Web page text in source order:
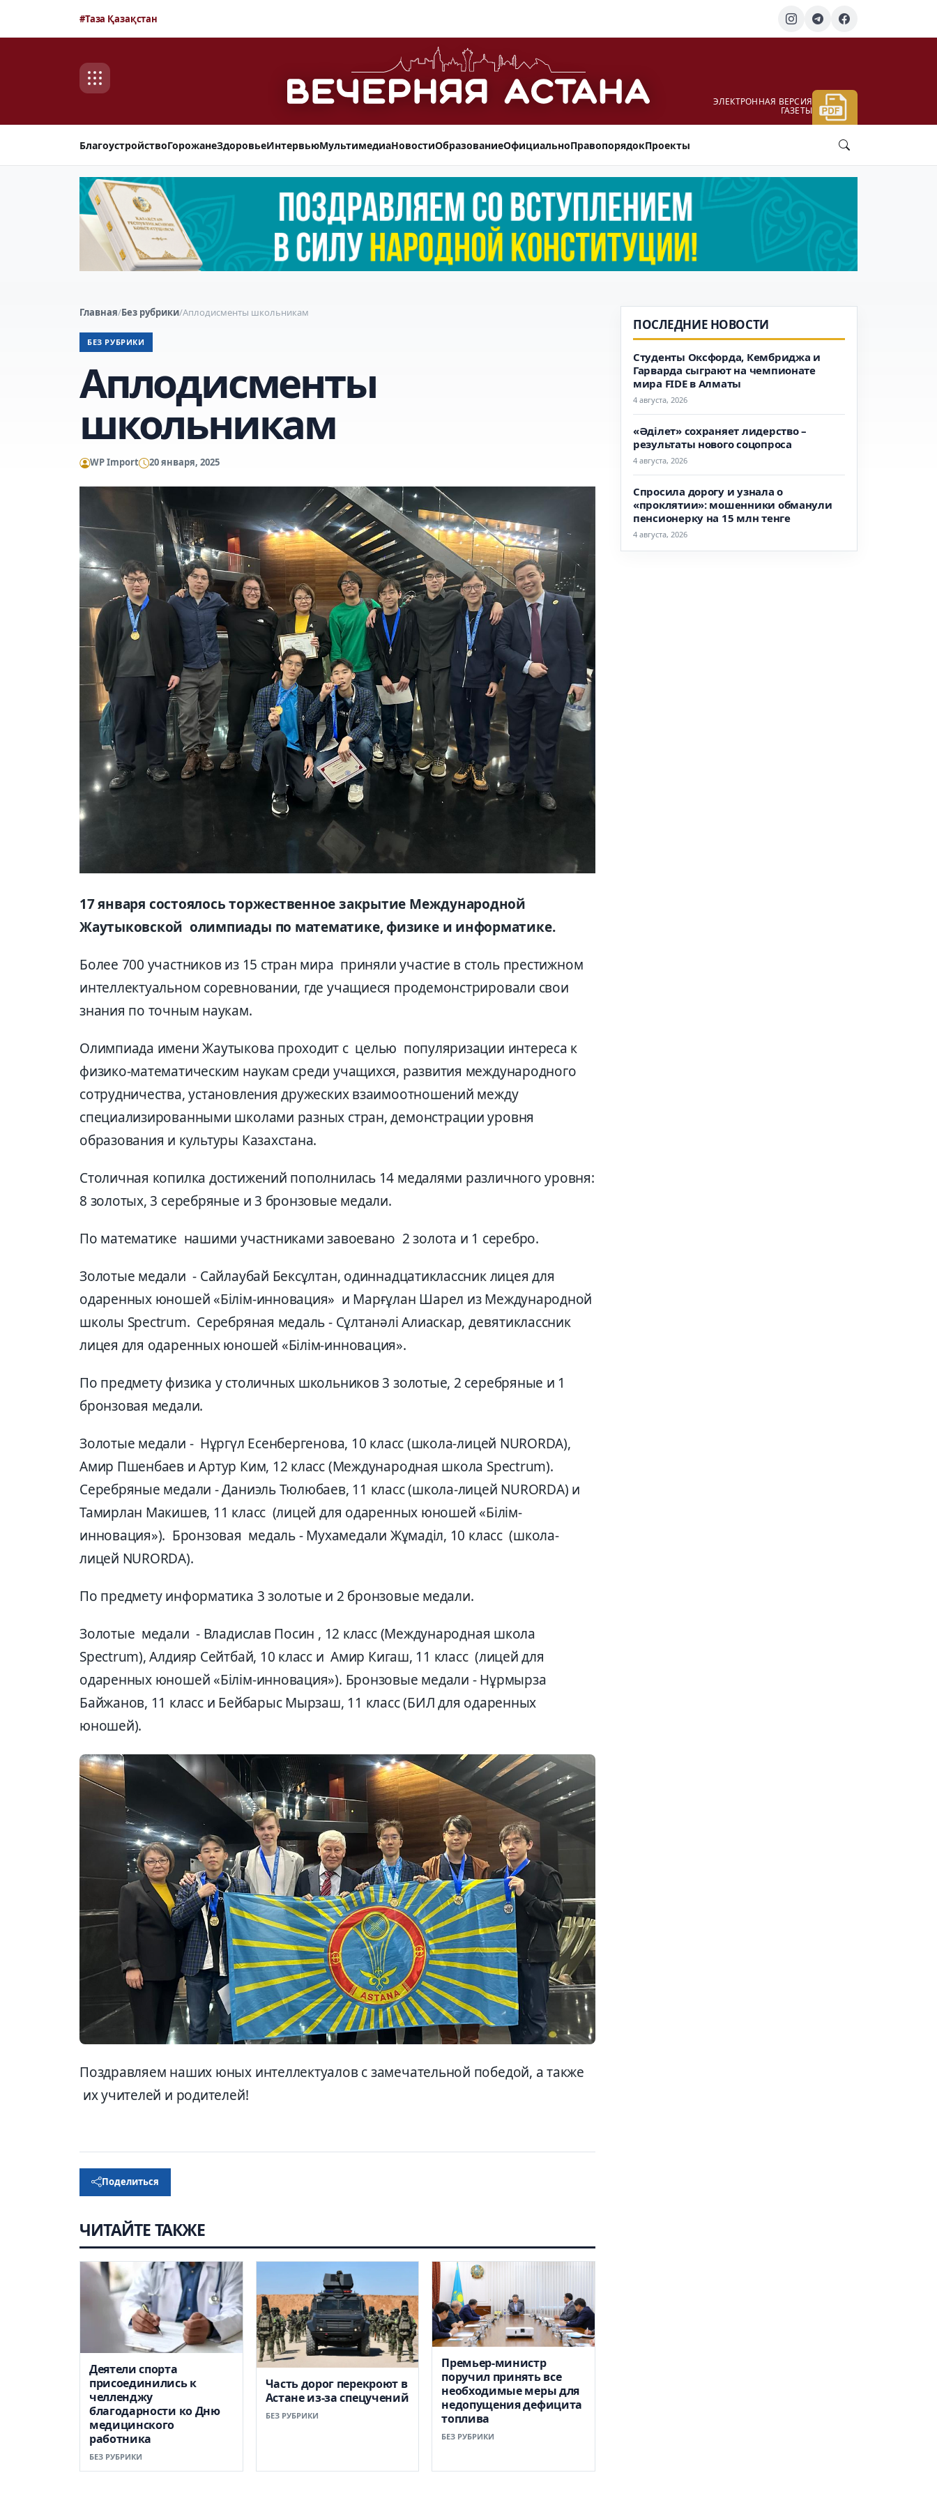
#Таза Қазақстан
ЭЛЕКТРОННАЯ ВЕРСИЯ
ГАЗЕТЫ
БлагоустройствоГорожанеЗдоровьеИнтервьюМультимедиаНовостиОбразованиеОфициальноПравопорядокПроекты
Главная/Без рубрики/Аплодисменты школьникам
БЕЗ РУБРИКИ
Аплодисменты
школьникам
WP Import 20 января, 2025
17 января состоялось торжественное закрытие Международной
Жаутыковской олимпиады по математике, физике и информатике.
Более 700 участников из 15 стран мира приняли участие в столь престижном
интеллектуальном соревновании, где учащиеся продемонстрировали свои
знания по точным наукам.
Олимпиада имени Жаутыкова проходит с целью популяризации интереса к
физико-математическим наукам среди учащихся, развития международного
сотрудничества, установления дружеских взаимоотношений между
специализированными школами разных стран, демонстрации уровня
образования и культуры Казахстана.
Столичная копилка достижений пополнилась 14 медалями различного уровня:
8 золотых, 3 серебряные и 3 бронзовые медали.
По математике нашими участниками завоевано 2 золота и 1 серебро.
Золотые медали - Сайлаубай Бексұлтан, одиннадцатиклассник лицея для
одаренных юношей «Білім-инновация» и Марғұлан Шарел из Международной
школы Spectrum. Серебряная медаль - Сұлтанәлі Алиаскар, девятиклассник
лицея для одаренных юношей «Білім-инновация».
По предмету физика у столичных школьников 3 золотые, 2 серебряные и 1
бронзовая медали.
Золотые медали - Нұргүл Есенбергенова, 10 класс (школа-лицей NURORDA),
Амир Пшенбаев и Артур Ким, 12 класс (Международная школа Spectrum).
Серебряные медали - Даниэль Тюлюбаев, 11 класс (школа-лицей NURORDA) и
Тамирлан Макишев, 11 класс (лицей для одаренных юношей «Білім-
инновация»). Бронзовая медаль - Мухамедали Жұмаділ, 10 класс (школа-
лицей NURORDA).
По предмету информатика 3 золотые и 2 бронзовые медали.
Золотые медали - Владислав Посин , 12 класс (Международная школа
Spectrum), Алдияр Сейтбай, 10 класс и Амир Кигаш, 11 класс (лицей для
одаренных юношей «Білім-инновация»). Бронзовые медали - Нұрмырза
Байжанов, 11 класс и Бейбарыс Мырзаш, 11 класс (БИЛ для одаренных
юношей).
Поздравляем наших юных интеллектуалов с замечательной победой, а также
их учителей и родителей!
Поделиться
ЧИТАЙТЕ ТАКЖЕ
Деятели спорта
присоединились к
челленджу
благодарности ко Дню
медицинского
работника
БЕЗ РУБРИКИ
Часть дорог перекроют в
Астане из-за спецучений
БЕЗ РУБРИКИ
Премьер-министр
поручил принять все
необходимые меры для
недопущения дефицита
топлива
БЕЗ РУБРИКИ
ПОСЛЕДНИЕ НОВОСТИ
Студенты Оксфорда, Кембриджа и
Гарварда сыграют на чемпионате
мира FIDE в Алматы
4 августа, 2026
«Әділет» сохраняет лидерство –
результаты нового соцопроса
4 августа, 2026
Спросила дорогу и узнала о
«проклятии»: мошенники обманули
пенсионерку на 15 млн тенге
4 августа, 2026